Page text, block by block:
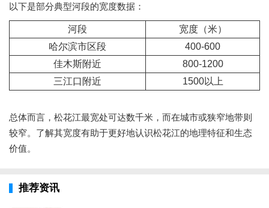
以下是部分典型河段的宽度数据：
河段
宽度（米）
哈尔滨市区段
400-600
佳木斯附近
800-1200
三江口附近
1500以上
总体而言，松花江最宽处可达数千米，而在城市或狭窄地带则
较窄。了解其宽度有助于更好地认识松花江的地理特征和生态
价值。
推荐资讯